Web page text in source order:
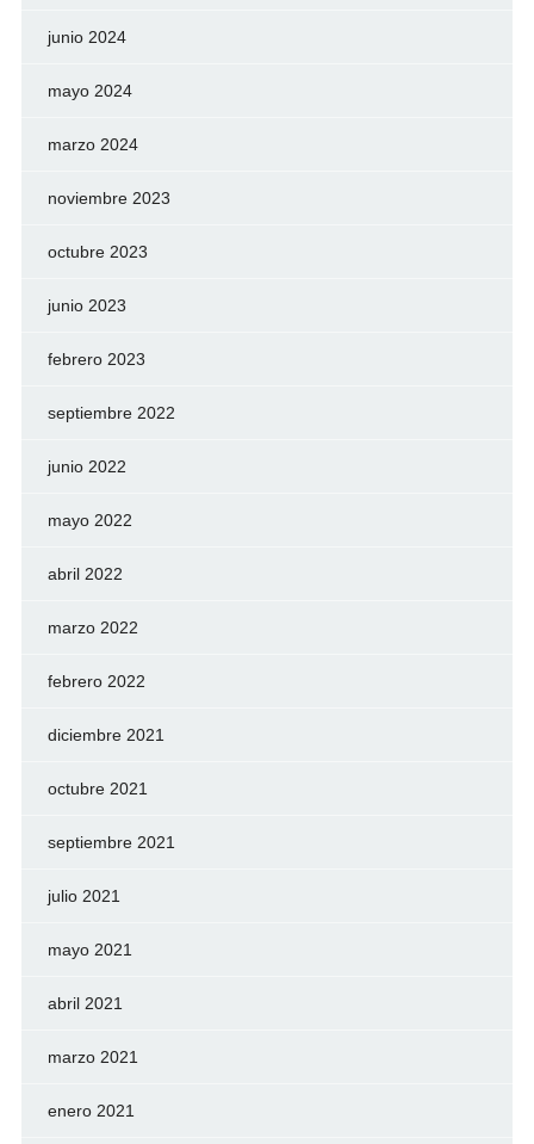
junio 2024
mayo 2024
marzo 2024
noviembre 2023
octubre 2023
junio 2023
febrero 2023
septiembre 2022
junio 2022
mayo 2022
abril 2022
marzo 2022
febrero 2022
diciembre 2021
octubre 2021
septiembre 2021
julio 2021
mayo 2021
abril 2021
marzo 2021
enero 2021